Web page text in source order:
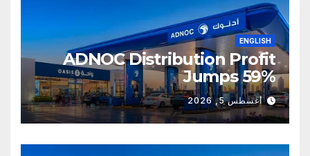
ENGLISH
ADNOC Distribution Profit
Jumps 59%
أغسطس 5, 2026